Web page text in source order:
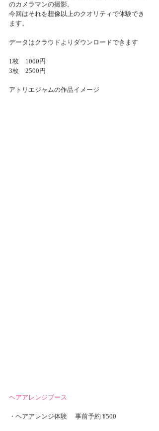
のカメラマンの撮影。
今回はそれを想像以上のクオリティで体験でき
ます。
データはクラウドよりダウンロードできます
1枚　1000円
3枚　2500円
アトリエジャムの作品イメージ
ヘアアレンジブース
・ヘアアレンジ体験 　事前予約 ¥500